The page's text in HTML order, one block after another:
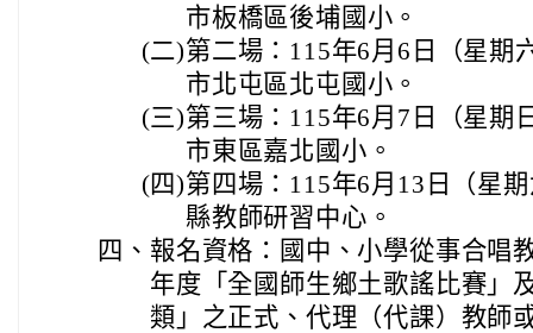
市板橋區後埔國小。
(二)第二場：115年6月6日（星期
市北屯區北屯國小。
(三)第三場：115年6月7日（星期
市東區嘉北國小。
(四)第四場：115年6月13日（星
縣教師研習中心。
四、 報名資格：國中、小學從事合唱
年度「全國師生鄉土歌謠比賽」
類」之正式、代理（代課）教師